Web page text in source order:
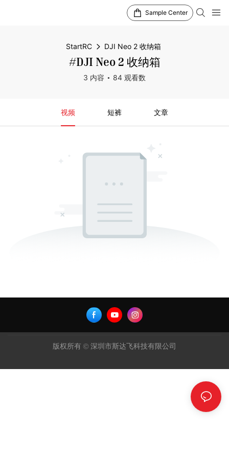
Sample Center
StartRC DJI Neo 2 收纳箱
#DJI Neo 2 收纳箱
3 内容 84 观看数
视频 短裤 文章
版权所有 © 深圳市斯达飞科技有限公司